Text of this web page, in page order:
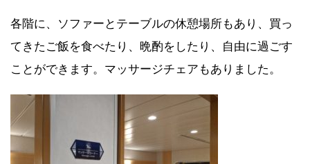
各階に、ソファーとテーブルの休憩場所もあり、買っ
てきたご飯を食べたり、晩酌をしたり、自由に過ごす
ことができます。マッサージチェアもありました。